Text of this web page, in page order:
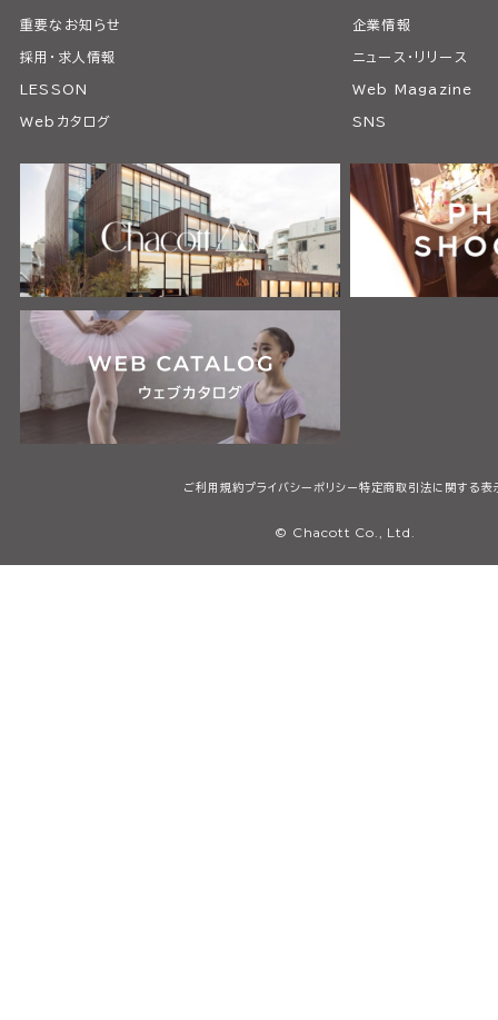
重要なお知らせ 企業情報
採用・求人情報 ニュース・リリース
LESSON Web Magazine
Webカタログ SNS
ご利用規約プライバシーポリシー特定商取引法に関する表
© Chacott Co., Ltd.